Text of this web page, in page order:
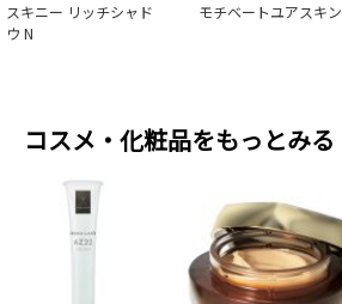
スキニー リッチシャド
ウ N
モチベートユアスキン
コスメ・化粧品をもっとみる